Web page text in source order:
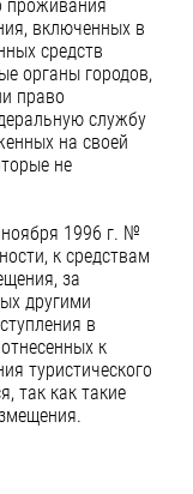
проживания
включенных в
средств
органы городов,
право
службу
на своей
не
1996 г. №
к средствам
за
другими
в
к
туристического
так как такие